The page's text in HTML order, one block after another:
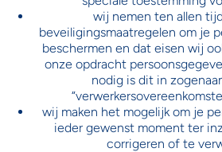
wij nemen ten allen
beveiligingsmaatregelen om je
beschermen en dat eisen wij
onze opdracht
nodig is dit in
wij maken het mogelijk om je
ieder gewenst moment ter
corrigeren of te